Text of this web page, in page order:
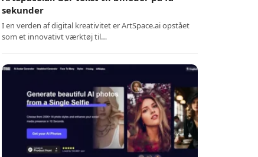
sekunder
I en verden af digital kreativitet er ArtSpace.ai opstået
som et innovativt værktøj til…